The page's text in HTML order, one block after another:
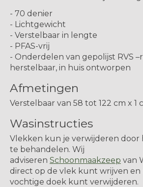
- 70 denier
- Lichtgewicht
- Verstelbaar in lengte
- PFAS-vrij
- Onderdelen van gepolijst RVS
herstelbaar, in huis ontworpen
Afmetingen
Verstelbaar van 58 tot 122 cm x 1
Wasinstructies
Vlekken kun je verwijderen door
te behandelen. Wij
adviseren Schoonmaakzeep van
direct op de vlek kunt wrijven en
vochtige doek kunt verwijderen.